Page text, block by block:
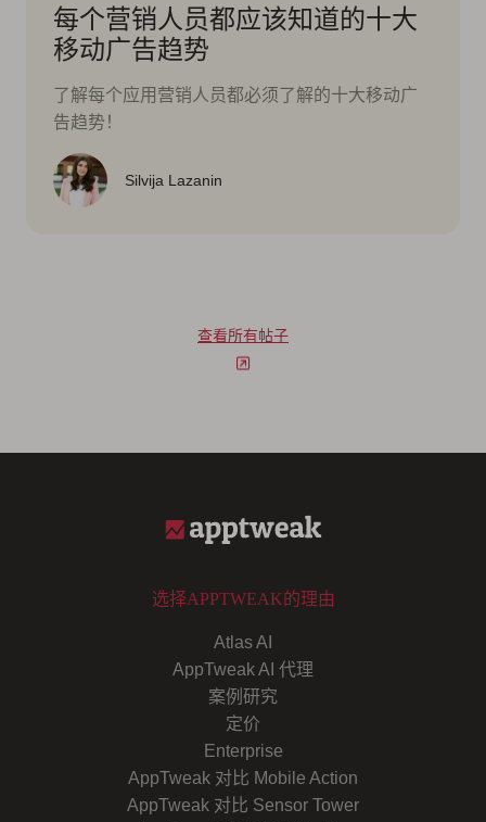
每个营销人员都应该知道的十大
移动广告趋势
了解每个应用营销人员都必须了解的十大移动广
告趋势！
Silvija Lazanin
查看所有帖子
选择APPTWEAK的理由
Atlas AI
AppTweak AI 代理
案例研究
定价
Enterprise
AppTweak 对比 Mobile Action
AppTweak 对比 Sensor Tower